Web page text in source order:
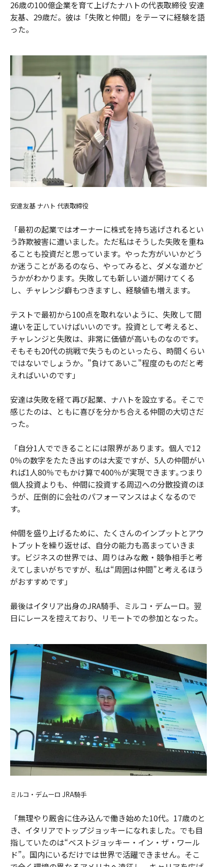
26歳の100億企業を育て上げたナハトの代表取締役 安達
友基、29歳だ。彼は「失敗と仲間」をテーマに経験を語
った。
安達友基 ナハト 代表取締役
「最初の起業ではオーナーに株式を持ち逃げされるとい
う詐欺被害に遭いました。ただ私はそうした失敗を重ね
ることも投資だと思っています。やった方がいいかどう
か迷うことがあるのなら、やってみると、ダメな道かど
うかがわかります。失敗しても新しい道が開けてくる
し、チャレンジ癖もつきますし、経験値も増えます。
テストで最初から100点を取れないように、失敗して間
違いを正していけばいいのです。投資として考えると、
チャレンジと失敗は、非常に価値が高いものなのです。
そもそも20代の挑戦で失うものといったら、時間くらい
ではないでしょうか。"負けてあいこ"程度のものだと考
えればいいのです」
安達は失敗を経て再び起業、ナハトを設立する。そこで
感じたのは、ともに喜びを分かち合える仲間の大切さだ
った。
「自分1人でできることには限界があります。個人で12
0％の数字をたたき出すのは大変ですが、5人の仲間がい
れば1人80％でもかけ算で400％が実現できます｡つまり
個人投資よりも、仲間に投資する周辺への分散投資のほ
うが、圧倒的に会社のパフォーマンスはよくなるので
す。
仲間を盛り上げるために、たくさんのインプットとアウ
トプットを繰り返せば、自分の能力も高まっていきま
す。ビジネスの世界では、周りはみな敵・競争相手と考
えてしまいがちですが、私は“周囲は仲間”と考えるほう
がおすすめです」
最後はイタリア出身のJRA騎手、ミルコ・デムーロ。翌
日にレースを控えており、リモートでの参加となった。
ミルコ・デムーロ JRA騎手
「無理やり厩舎に住み込んで働き始めた10代。17歳のと
き、イタリアでトップジョッキーになれました。でも目
指していたのは“ベストジョッキー・イン・ザ・ワール
ド”。国内にいるだけでは世界で活躍できません。そこ